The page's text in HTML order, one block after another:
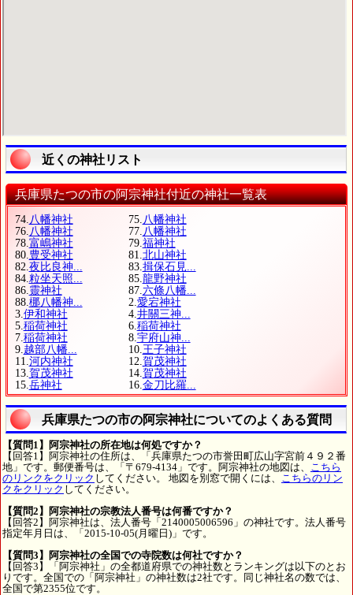
近くの神社リスト
兵庫県たつの市の阿宗神社付近の神社一覧表
74. 八幡神社 75. 八幡神社
76. 八幡神社 77. 八幡神社
78. 富嶋神社 79. 福神社
80. 豊受神社 81. 北山神社
82. 夜比良神... 83. 揖保石見...
84. 粒坐天照... 85. 龍野神社
86. 靈神社 87. 六條八幡...
88. 梛八幡神... 2. 愛宕神社
3. 伊和神社 4. 井關三神...
5. 稲荷神社 6. 稲荷神社
7. 稲荷神社 8. 宇府山神...
9. 越部八幡... 10. 王子神社
11. 河内神社 12. 賀茂神社
13. 賀茂神社 14. 賀茂神社
15. 岳神社 16. 金刀比羅...
兵庫県たつの市の阿宗神社についてのよくある質問
【質問1】阿宗神社の所在地は何処ですか？
【回答1】阿宗神社の住所は、「兵庫県たつの市誉田町広山字宮前４９２番
地」です。郵便番号は、「〒679-4134」です。阿宗神社の地図は、
こちら
のリンクをクリック してください。 地図を別窓で開くには、
こちらのリン
クをクリック してください。
【質問2】阿宗神社の宗教法人番号は何番ですか？
【回答2】阿宗神社は、法人番号「2140005006596」の神社です。法人番号
指定年月日は、「2015-10-05(月曜日)」です。
【質問3】阿宗神社の全国での寺院数は何社ですか？
【回答3】「阿宗神社」の全都道府県での神社数とランキングは以下のとお
りです。全国での「阿宗神社」の神社数は2社です。同じ神社名の数では、
全国で第2355位です。